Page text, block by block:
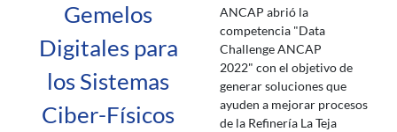
Gemelos
Digitales para
los Sistemas
Ciber-Físicos
ANCAP abrió la
competencia "Data
Challenge ANCAP
2022" con el objetivo de
generar soluciones que
ayuden a mejorar procesos
de la Refinería La Teja